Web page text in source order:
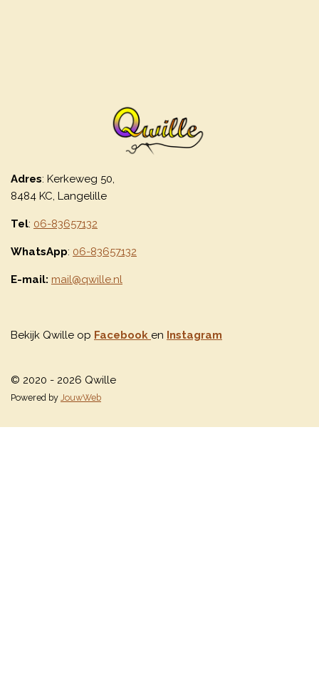
Adres: Kerkeweg 50,
8484 KC, Langelille
Tel: 06-83657132
WhatsApp: 06-83657132
E-mail: mail@qwille.nl
Bekijk Qwille op Facebook en Instagram
© 2020 - 2026 Qwille
Powered by JouwWeb